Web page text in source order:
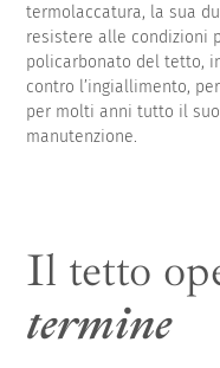
termolaccatura, la sua
resistere alle condizioni
policarbonato del tetto,
contro l’ingiallimento,
per molti anni tutto il
manutenzione.
Il tetto
termine